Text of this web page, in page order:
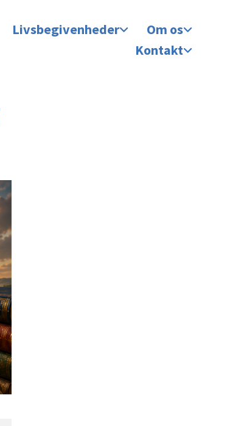
Livsbegivenheder
Om os
Kontakt